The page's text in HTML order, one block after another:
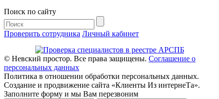
Поиск по сайту
Проверить сотрудника Личный кабинет
© Невский простор. Все права защищены. Соглашение о
персональных данных
Политика в отношении обработки персональных данных.
Создание и продвижение сайта «Клиенты Из интернеТа».
Заполните форму и мы Вам перезвоним